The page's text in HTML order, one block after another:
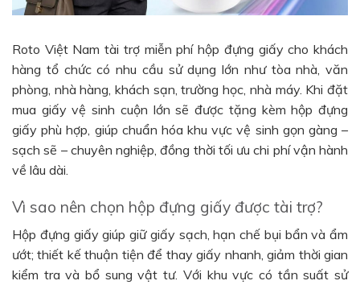
Roto Việt Nam tài trợ miễn phí hộp đựng giấy cho khách
hàng tổ chức có nhu cầu sử dụng lớn như tòa nhà, văn
phòng, nhà hàng, khách sạn, trường học, nhà máy. Khi đặt
mua giấy vệ sinh cuộn lớn sẽ được tặng kèm hộp đựng
giấy phù hợp, giúp chuẩn hóa khu vực vệ sinh gọn gàng –
sạch sẽ – chuyên nghiệp, đồng thời tối ưu chi phí vận hành
về lâu dài.
Vì sao nên chọn hộp đựng giấy được tài trợ?
Hộp đựng giấy giúp giữ giấy sạch, hạn chế bụi bẩn và ẩm
ướt; thiết kế thuận tiện để thay giấy nhanh, giảm thời gian
kiểm tra và bổ sung vật tư. Với khu vực có tần suất sử